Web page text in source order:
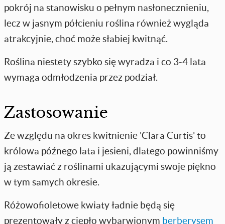
pokrój na stanowisku o pełnym nasłonecznieniu,
lecz w jasnym półcieniu roślina również wygląda
atrakcyjnie, choć może słabiej kwitnąć.
Roślina niestety szybko się wyradza i co 3-4 lata
wymaga odmłodzenia przez podział.
Zastosowanie
Ze względu na okres kwitnienie 'Clara Curtis' to
królowa późnego lata i jesieni, dlatego powinniśmy
ją zestawiać z roślinami ukazującymi swoje piękno
w tym samych okresie.
Różowofioletowe kwiaty ładnie będą się
prezentowały z ciepło wybarwionym berberysem